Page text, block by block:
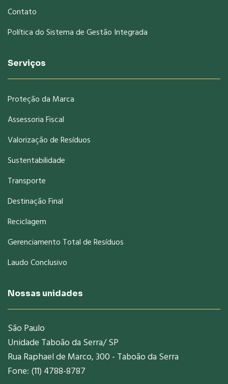
Contato
Política do Sistema de Gestão Integrada
Serviços
Proteção da Marca
Assessoria Fiscal
Valorização de Resíduos
Sustentabilidade
Transporte
Destinação Final
Reciclagem
Gerenciamento Total de Resíduos
Laudo Conclusivo
Nossas unidades
São Paulo
Unidade Taboão da Serra/ SP
Rua Raphael de Marco, 300 - Taboão da Serra
Fone: (11) 4788-8787